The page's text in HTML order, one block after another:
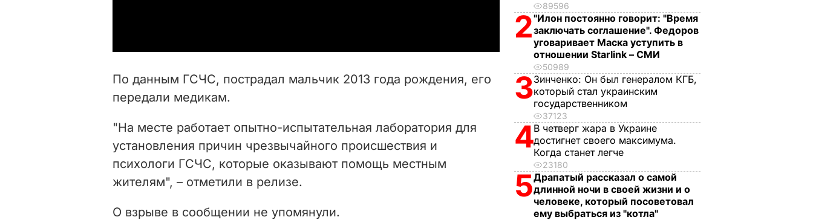
d
e
o
По данным ГСЧС, пострадал мальчик 2013 года рождения, его
передали медикам.
"На месте работает опытно-испытательная лаборатория для
установления причин чрезвычайного происшествия и
психологи ГСЧС, которые оказывают помощь местным
жителям", – отметили в релизе.
О взрыве в сообщении не упомянули.
89596
2"Илон постоянно говорит: "Время
заключать соглашение". Федоров
уговаривает Маска уступить в
отношении Starlink – СМИ
50989
3Зинченко: Он был генералом КГБ,
который стал украинским
государственником
37123
4В четверг жара в Украине
достигнет своего максимума.
Когда станет легче
23180
5Драпатый рассказал о самой
длинной ночи в своей жизни и о
человеке, который посоветовал
ему выбраться из "котла"